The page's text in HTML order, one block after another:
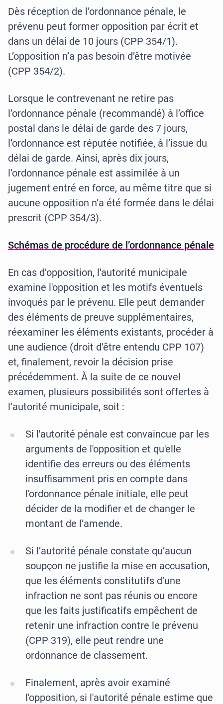
Dès réception de l’ordonnance pénale, le
prévenu peut former opposition par écrit et
dans un délai de 10 jours (CPP 354/1).
L’opposition n’a pas besoin d’être motivée
(CPP 354/2).
Lorsque le contrevenant ne retire pas
l’ordonnance pénale (recommandé) à l’office
postal dans le délai de garde des 7 jours,
l’ordonnance est réputée notifiée, à l’issue du
délai de garde. Ainsi, après dix jours,
l’ordonnance pénale est assimilée à un
jugement entré en force, au même titre que si
aucune opposition n’a été formée dans le délai
prescrit (CPP 354/3).
Schémas de procédure de l’ordonnance pénale
En cas d’opposition, l'autorité municipale
examine l'opposition et les motifs éventuels
invoqués par le prévenu. Elle peut demander
des éléments de preuve supplémentaires,
réexaminer les éléments existants, procéder à
une audience (droit d’être entendu CPP 107)
et, finalement, revoir la décision prise
précédemment. À la suite de ce nouvel
examen, plusieurs possibilités sont offertes à
l’autorité municipale, soit :
Si l'autorité pénale est convaincue par les
arguments de l'opposition et qu'elle
identifie des erreurs ou des éléments
insuffisamment pris en compte dans
l'ordonnance pénale initiale, elle peut
décider de la modifier et de changer le
montant de l’amende.
Si l’autorité pénale constate qu’aucun
soupçon ne justifie la mise en accusation,
que les éléments constitutifs d’une
infraction ne sont pas réunis ou encore
que les faits justificatifs empêchent de
retenir une infraction contre le prévenu
(CPP 319), elle peut rendre une
ordonnance de classement.
Finalement, après avoir examiné
l'opposition, si l'autorité pénale estime que